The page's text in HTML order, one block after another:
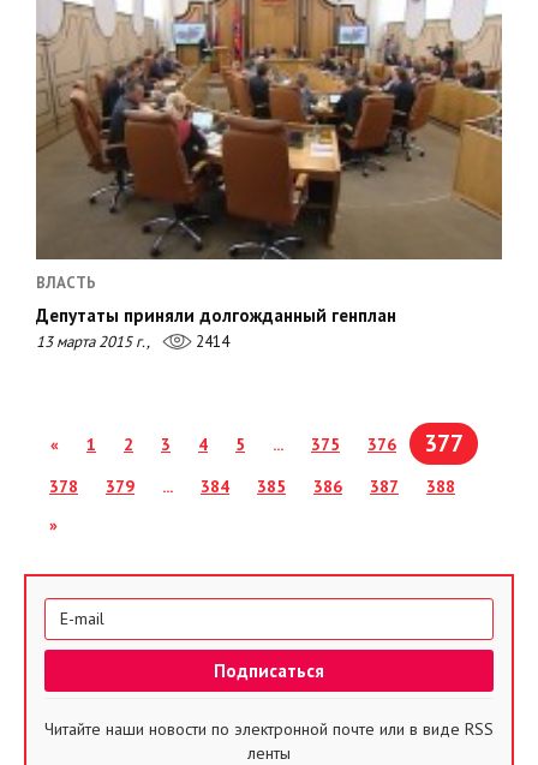
ВЛАСТЬ
Депутаты приняли долгожданный генплан
13 марта 2015 г., 2414
« 1 2 3 4 5 ... 375 376 377
378 379 ... 384 385 386 387
388
»
Читайте наши новости по электронной почте или в виде RSS
ленты